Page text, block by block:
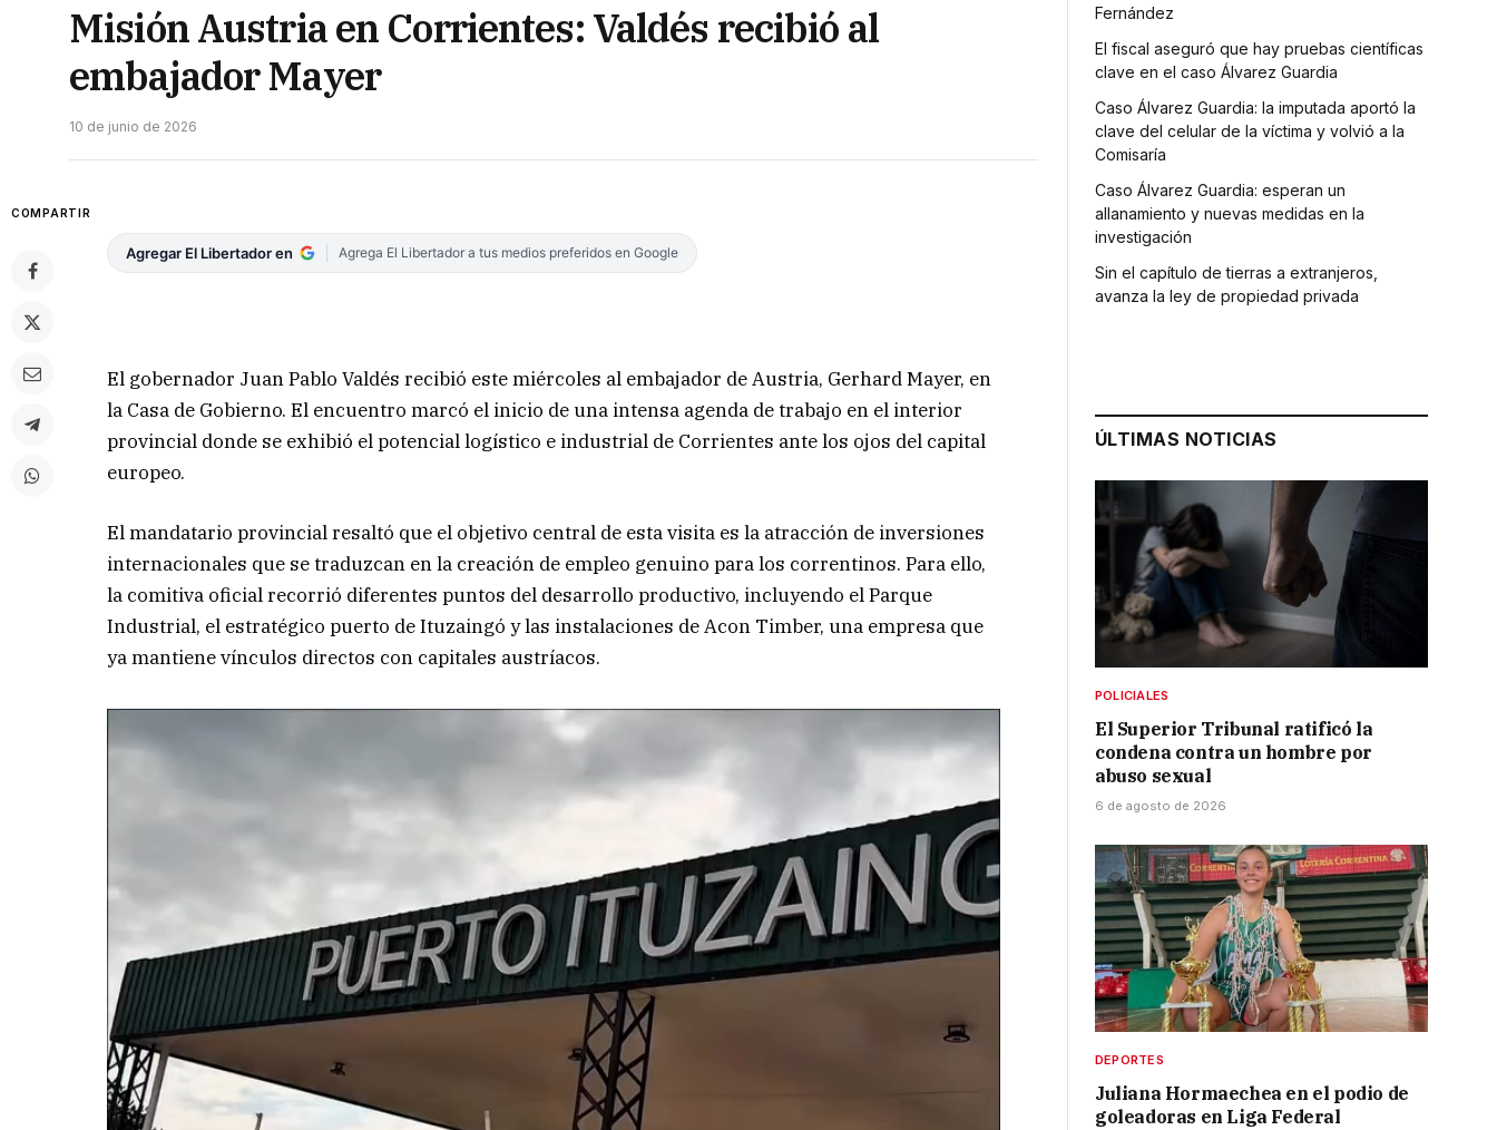
Misión Austria en Corrientes: Valdés recibió al
embajador Mayer
10 de junio de 2026
COMPARTIR
Agregar El Libertador en Agrega El Libertador a tus medios preferidos en Google
El gobernador Juan Pablo Valdés recibió este miércoles al embajador de Austria, Gerhard Mayer, en
la Casa de Gobierno. El encuentro marcó el inicio de una intensa agenda de trabajo en el interior
provincial donde se exhibió el potencial logístico e industrial de Corrientes ante los ojos del capital
europeo.
El mandatario provincial resaltó que el objetivo central de esta visita es la atracción de inversiones
internacionales que se traduzcan en la creación de empleo genuino para los correntinos. Para ello,
la comitiva oficial recorrió diferentes puntos del desarrollo productivo, incluyendo el Parque
Industrial, el estratégico puerto de Ituzaingó y las instalaciones de Acon Timber, una empresa que
ya mantiene vínculos directos con capitales austríacos.
Fernández
El fiscal aseguró que hay pruebas científicas
clave en el caso Álvarez Guardia
Caso Álvarez Guardia: la imputada aportó la
clave del celular de la víctima y volvió a la
Comisaría
Caso Álvarez Guardia: esperan un
allanamiento y nuevas medidas en la
investigación
Sin el capítulo de tierras a extranjeros,
avanza la ley de propiedad privada
ÚLTIMAS NOTICIAS
POLICIALES
El Superior Tribunal ratificó la
condena contra un hombre por
abuso sexual
6 de agosto de 2026
DEPORTES
Juliana Hormaechea en el podio de
goleadoras en Liga Federal